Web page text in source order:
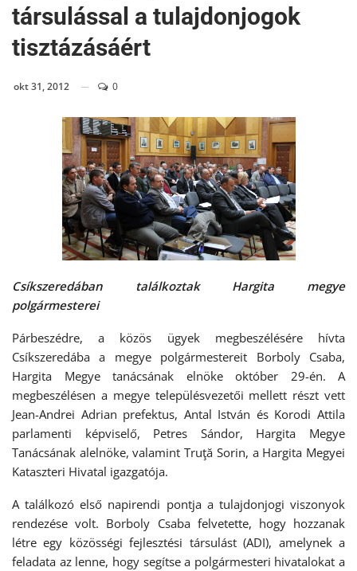
társulással a tulajdonjogok
tisztázásáért
okt 31, 2012 0
Csíkszeredában találkoztak Hargita megye
polgármesterei
Párbeszédre, a közös ügyek megbeszélésére hívta
Csíkszeredába a megye polgármestereit Borboly Csaba,
Hargita Megye tanácsának elnöke október 29-én. A
megbeszélésen a megye településvezetői mellett részt vett
Jean-Andrei Adrian prefektus, Antal István és Korodi Attila
parlamenti képviselő, Petres Sándor, Hargita Megye
Tanácsának alelnöke, valamint Truţă Sorin, a Hargita Megyei
Kataszteri Hivatal igazgatója.
A találkozó első napirendi pontja a tulajdonjogi viszonyok
rendezése volt. Borboly Csaba felvetette, hogy hozzanak
létre egy közösségi fejlesztési társulást (ADI), amelynek a
feladata az lenne, hogy segítse a polgármesteri hivatalokat a